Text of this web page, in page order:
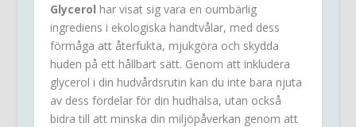
Glycerol har visat sig vara en oumbärlig
ingrediens i ekologiska handtvålar, med dess
förmåga att återfukta, mjukgöra och skydda
huden på ett hållbart sätt. Genom att inkludera
glycerol i din hudvårdsrutin kan du inte bara njuta
av dess fördelar för din hudhälsa, utan också
bidra till att minska din miljöpåverkan genom att